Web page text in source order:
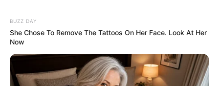
BUZZ DAY
She Chose To Remove The Tattoos On Her Face. Look At Her
Now